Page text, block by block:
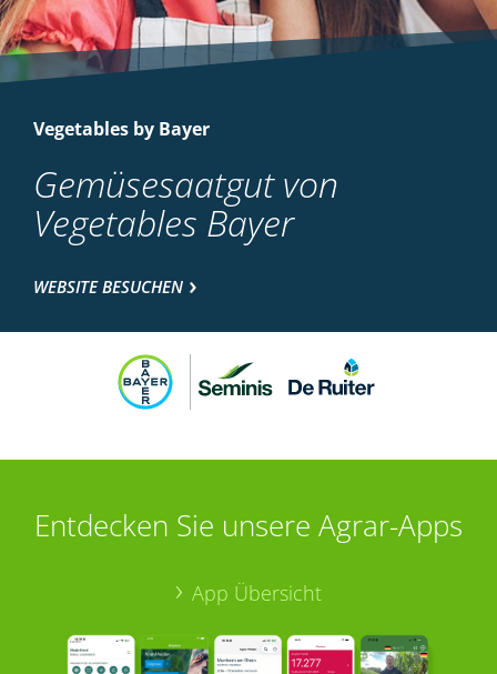
Vegetables by Bayer
Gemüsesaatgut von
Vegetables Bayer
WEBSITE BESUCHEN
Entdecken Sie unsere Agrar-Apps
App Übersicht